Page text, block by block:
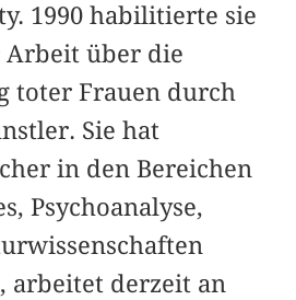
1990 habilitierte sie
über die
toter Frauen durch
Sie hat
in den Bereichen
Psychoanalyse,
arbeitet derzeit an